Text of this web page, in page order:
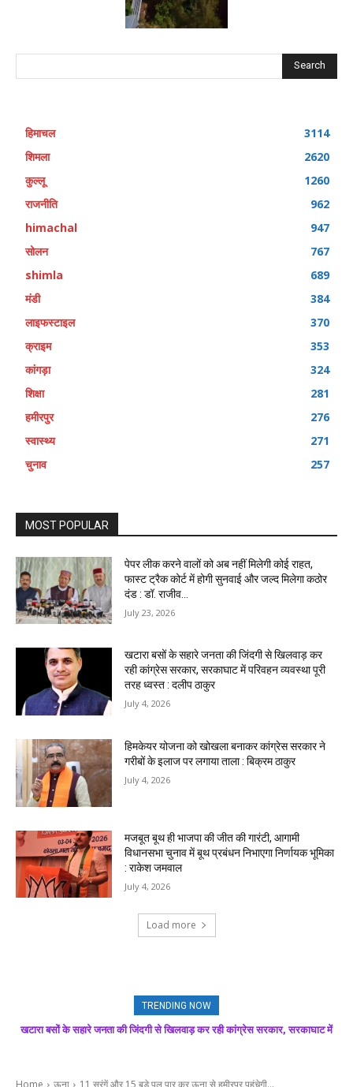
Search
हिमाचल
3114
शिमला
2620
कुल्लू
1260
राजनीति
962
himachal
947
सोलन
767
shimla
689
मंडी
384
लाइफस्टाइल
370
क्राइम
353
कांगड़ा
324
शिक्षा
281
हमीरपुर
276
स्वास्थ्य
271
चुनाव
257
MOST POPULAR
पेपर लीक करने वालों को अब नहीं मिलेगी कोई राहत,
फास्ट ट्रैक कोर्ट में होगी सुनवाई और जल्द मिलेगा कठोर
दंड : डॉ. राजीव...
July 23, 2026
खटारा बसों के सहारे जनता की जिंदगी से खिलवाड़ कर
रही कांग्रेस सरकार, सरकाघाट में परिवहन व्यवस्था पूरी
तरह ध्वस्त : दलीप ठाकुर
July 4, 2026
हिमकेयर योजना को खोखला बनाकर कांग्रेस सरकार ने
गरीबों के इलाज पर लगाया ताला : बिक्रम ठाकुर
July 4, 2026
मजबूत बूथ ही भाजपा की जीत की गारंटी, आगामी
विधानसभा चुनाव में बूथ प्रबंधन निभाएगा निर्णायक भूमिका
: राकेश जमवाल
July 4, 2026
Load more